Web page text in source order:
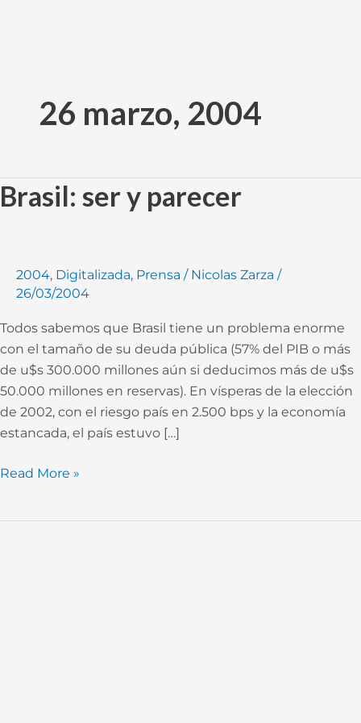
contenido26 marzo, 2004
Brasil: ser y parecer
2004, Digitalizada, Prensa / Nicolas Zarza /
26/03/2004
Todos sabemos que Brasil tiene un problema enorme
con el tamaño de su deuda pública (57% del PIB o más
de u$s 300.000 millones aún si deducimos más de u$s
50.000 millones en reservas). En vísperas de la elección
de 2002, con el riesgo país en 2.500 bps y la economía
estancada, el país estuvo […]
Brasil:
ser
Read More »